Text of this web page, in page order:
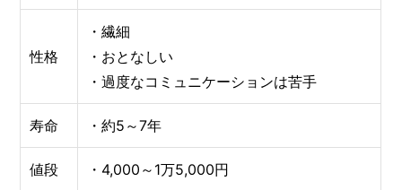
性格
・繊細
・おとなしい
・過度なコミュニケーションは苦手
寿命 ・約5～7年
値段 ・4,000～1万5,000円